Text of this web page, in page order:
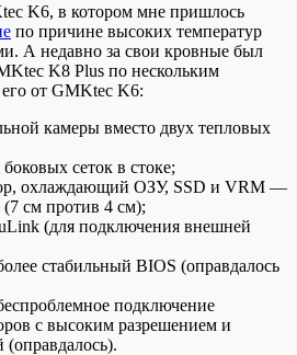
K6, в котором мне пришлось
по причине высоких температур
А недавно за свои кровные был
K8 Plus по нескольким
от GMKtec K6:
камеры вместо двух тепловых
сеток в стоке;
охлаждающий ОЗУ, SSD и VRM —
см против 4 см);
(для подключения внешней
стабильный BIOS (оправдалось
подключение
с высоким разрешением и
(оправдалось).